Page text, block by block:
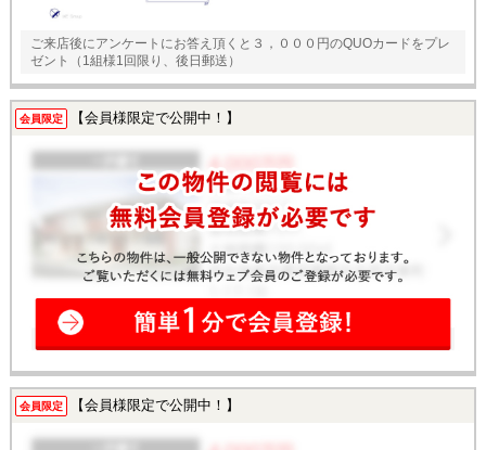
ご来店後にアンケートにお答え頂くと３，０００円のQUOカードをプレ
ゼント（1組様1回限り、後日郵送）
会員限定 【会員様限定で公開中！】
会員限定 【会員様限定で公開中！】